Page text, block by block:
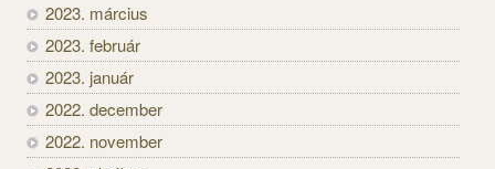
2023. március
2023. február
2023. január
2022. december
2022. november